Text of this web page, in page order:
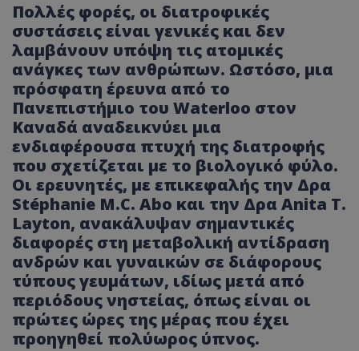
Πολλές φορές, οι διατροφικές
συστάσεις είναι γενικές και δεν
λαμβάνουν υπόψη τις ατομικές
ανάγκες των ανθρώπων. Ωστόσο, μια
πρόσφατη έρευνα από το
Πανεπιστήμιο του Waterloo στον
Καναδά αναδεικνύει μια
ενδιαφέρουσα πτυχή της διατροφής
που σχετίζεται με το βιολογικό φύλο.
Οι ερευνητές, με επικεφαλής την Δρα
Stéphanie M.C. Abo και την Δρα Anita T.
Layton, ανακάλυψαν σημαντικές
διαφορές στη μεταβολική αντίδραση
ανδρών και γυναικών σε διάφορους
τύπους γευμάτων, ιδίως μετά από
περιόδους νηστείας, όπως είναι οι
πρώτες ώρες της μέρας που έχει
προηγηθεί πολύωρος ύπνος.